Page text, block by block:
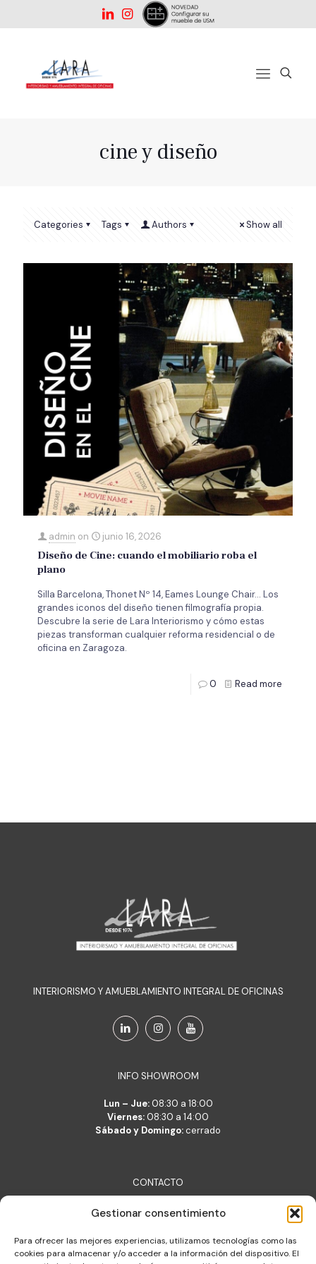
Gestionar consentimiento
Para ofrecer las mejores experiencias, utilizamos tecnologías como las
cookies para almacenar y/o acceder a la información del dispositivo. El
cine y diseño
Categories Tags Authors Show all
admin on junio 16, 2026
Diseño de Cine: cuando el mobiliario roba el
plano
Silla Barcelona, Thonet Nº 14, Eames Lounge Chair… Los
grandes iconos del diseño tienen filmografía propia.
Descubre la serie de Lara Interiorismo y cómo estas
piezas transforman cualquier reforma residencial o de
oficina en Zaragoza.
0 Read more
INTERIORISMO Y AMUEBLAMIENTO INTEGRAL DE OFICINAS
INFO SHOWROOM
Lun – Jue:08:30 a 18:00
Viernes: 08:30 a 14:00
Sábado y Domingo:cerrado
CONTACTO
Lara Belsué S.L.
lara@lara.es
T: +34 976 377 704